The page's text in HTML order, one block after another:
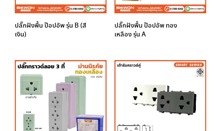
ปลั๊กฝังพื้น ป๊อปอัพ รุ่น B (สี
เงิน)
ปลั๊กฝังพื้น ป๊อปอัพ ทอง
เหลือง รุ่น A